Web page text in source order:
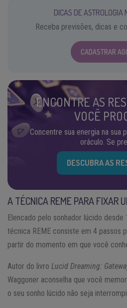
DICAS DE ASTROLOGIA
Receba previsões, dicas e
CADASTRAR
ENCONTRE AS
VOCÊ
Concentre sua energia na sua
oráculo. Se
DESCUBRA AS
A TÉCNICA REME PARA FIXAR
Elencado pelo sonhador lúcido desde
técnica REME consiste em 4 passos
partir do momento em que você
Autor do livro Lucid Dreaming:
Waggoner aconselha que você
o seu sonho lúcido não seja